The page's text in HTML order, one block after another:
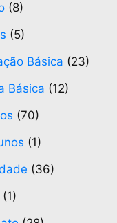
(8)
(5)
Básica (23)
Básica (12)
(70)
(1)
(36)
(1)